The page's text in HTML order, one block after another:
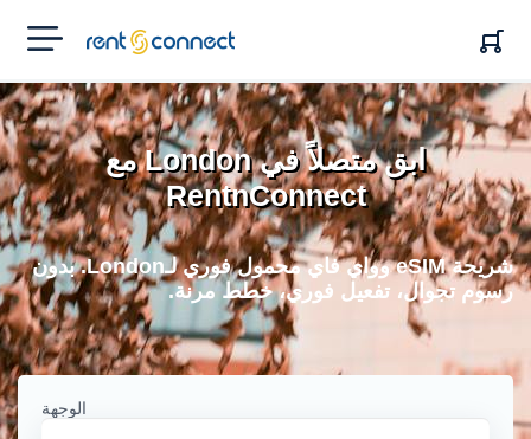
RENT'N
CONNECT
ابق متصلاً في London مع
RentnConnect
شريحة eSIM وواي فاي محمول فوري لـLondon. بدون
رسوم تجوال، تفعيل فوري، خطط مرنة.
الوجهة